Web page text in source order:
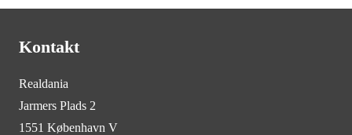
Kontakt
Realdania
Jarmers Plads 2
1551 København V